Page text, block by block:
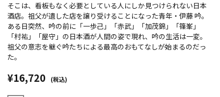
そこは、看板もなく必要としている人にしか見つけられない日本
酒店。祖父が遺した店を譲り受けることになった青年・伊藤 吟。
ある日突然、吟の前に「一歩己」「赤武」「加茂錦」「篠峯」
「村祐」「屋守」の日本酒が人間の姿で現れ、吟の生活は一変。
祖父の意志を継ぐ吟たちによる最高のおもてなしが始まるのだっ
た。
¥16,720 (税込)